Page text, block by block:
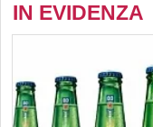
IN EVIDENZA